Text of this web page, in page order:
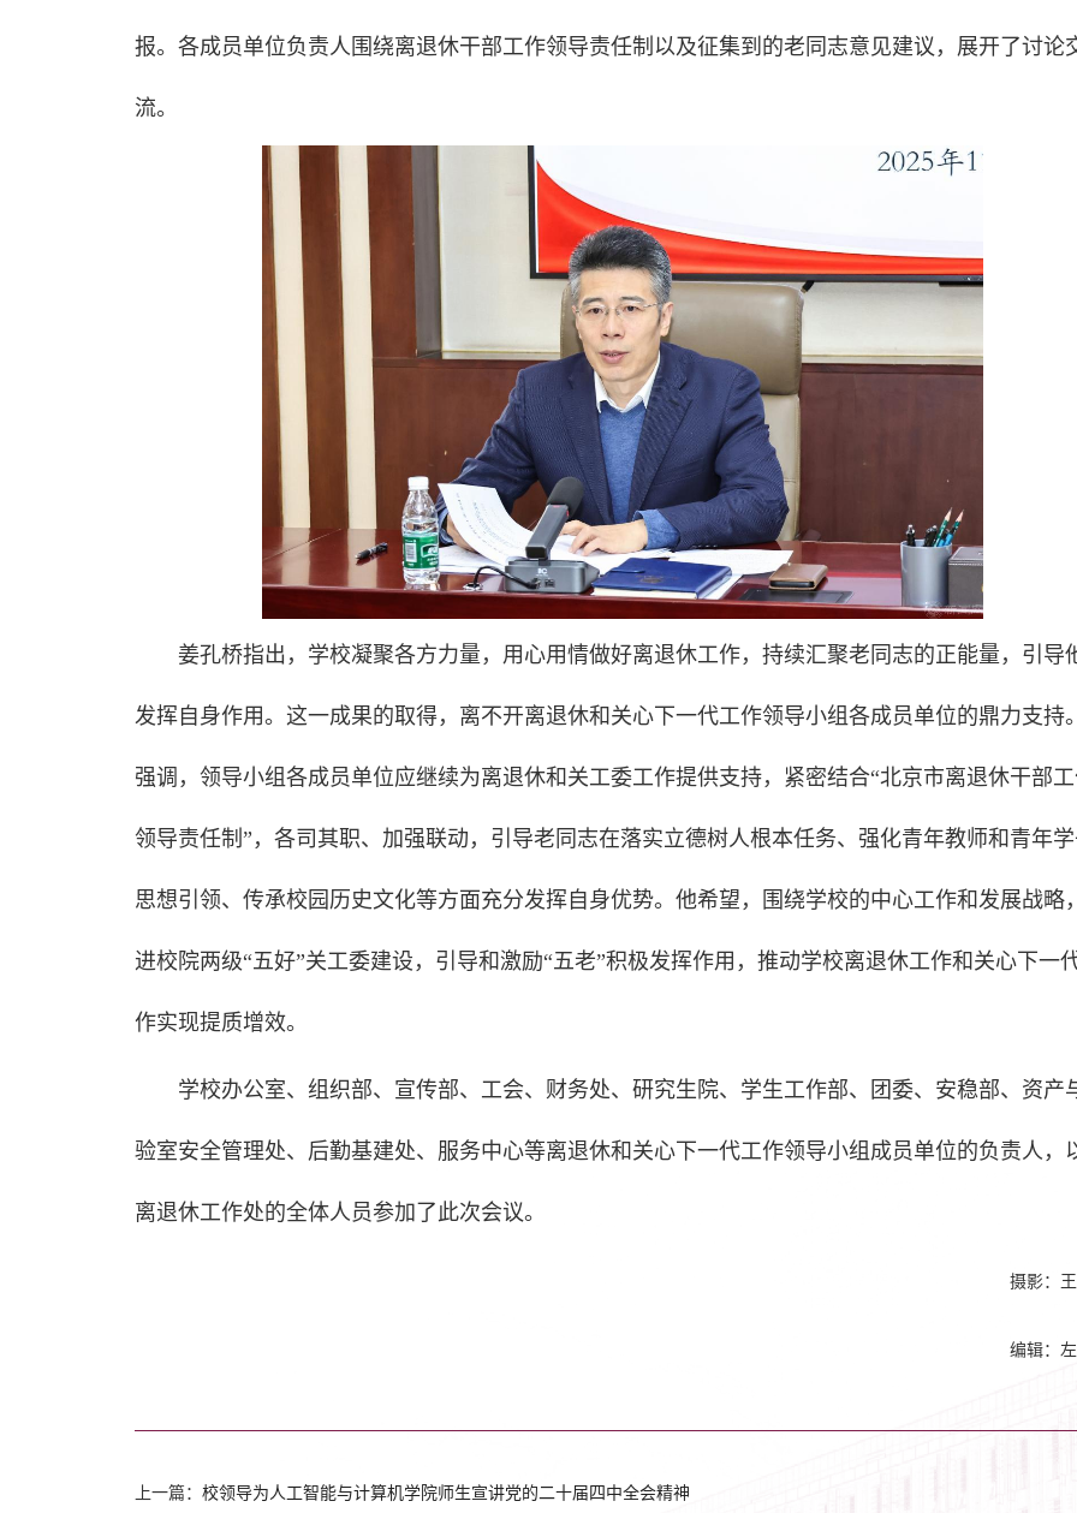
报。各成员单位负责人围绕离退休干部工作领导责任制以及征集到的老同志意见建议，展开了讨论
流。
姜孔桥指出，学校凝聚各方力量，用心用情做好离退休工作，持续汇聚老同志的正能量，引导
发挥自身作用。这一成果的取得，离不开离退休和关心下一代工作领导小组各成员单位的鼎力支持
强调，领导小组各成员单位应继续为离退休和关工委工作提供支持，紧密结合“北京市离退休干部
领导责任制”，各司其职、加强联动，引导老同志在落实立德树人根本任务、强化青年教师和青年
思想引领、传承校园历史文化等方面充分发挥自身优势。他希望，围绕学校的中心工作和发展战略
进校院两级“五好”关工委建设，引导和激励“五老”积极发挥作用，推动学校离退休工作和关心下一
作实现提质增效。
学校办公室、组织部、宣传部、工会、财务处、研究生院、学生工作部、团委、安稳部、资产
验室安全管理处、后勤基建处、服务中心等离退休和关心下一代工作领导小组成员单位的负责人，
离退休工作处的全体人员参加了此次会议。
摄影：
编辑：
上一篇： 校领导为人工智能与计算机学院师生宣讲党的二十届四中全会精神